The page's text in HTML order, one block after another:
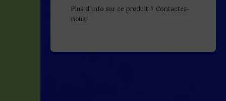
-
Leblon
Plus d'info sur ce produit ? Contactez-
nous !